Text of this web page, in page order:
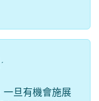
ˊ
一旦有機會施展